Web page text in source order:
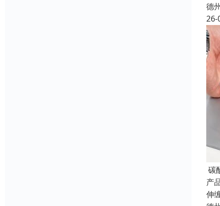
德
26-
碳
产
伸